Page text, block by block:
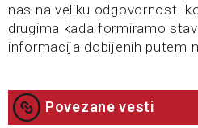
nas na veliku odgovornost
drugima kada formiramo
informacija dobijenih putem
Povezane vesti